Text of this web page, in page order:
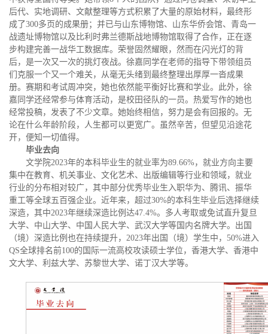
后代、实地调研、文献整理等方式积累了大量的原始材料，最终形
成了300多页的成果册；并已与山东博物馆、山东华侨会馆、青岛一
战遗址博物馆以及比利时弗兰德斯战地博物馆取得了合作，正在逐
步构建完善一战华工数据库。荣誉固然耀眼，然而在闪光灯的背
后，是一次又一次的挑灯夜战。徐嘉同学在老师的指导下带领组员
们克服一个又一个难关，从毫无头绪到最终整理出厚厚一沓成果
册。赛期和考试周冲突，她也依然能平衡好比赛和学业。此外，徐
嘉同学还经常参与体育活动，是校田径队的一员。热爱写作的她也
经常投稿，发表了不少文章。她始终相信，努力是会有回报的。无
论在什么年龄阶段，人生都可以更宽广。虽然辛苦，但望见沿途花
开，便知一切值得。
毕业去向
文学院2023年的本科毕业生的就业率为89.66%，就业方向主要
集中在教育、机关事业、文化艺术、出版编辑等行业和领域，就业
行业的分布相对较广，其中部分优秀毕业生入职华为、腾讯、振华
重工等全球五百强企业。近年来，超过30%的本科生毕业后选择继续
深造，其中2023年继续深造比例达47.4%。多人考取或免试直升复旦
大学、中山大学、中国人民大学、武汉大学等国内名牌大学。出国
（境）深造比例也在持续提升，2023年出国（境）学生中，50%进入
QS全球排名前100的国际一流高校攻读硕士学位，香港大学、香港中
文大学、利兹大学、苏黎世大学、诺丁汉大学等。